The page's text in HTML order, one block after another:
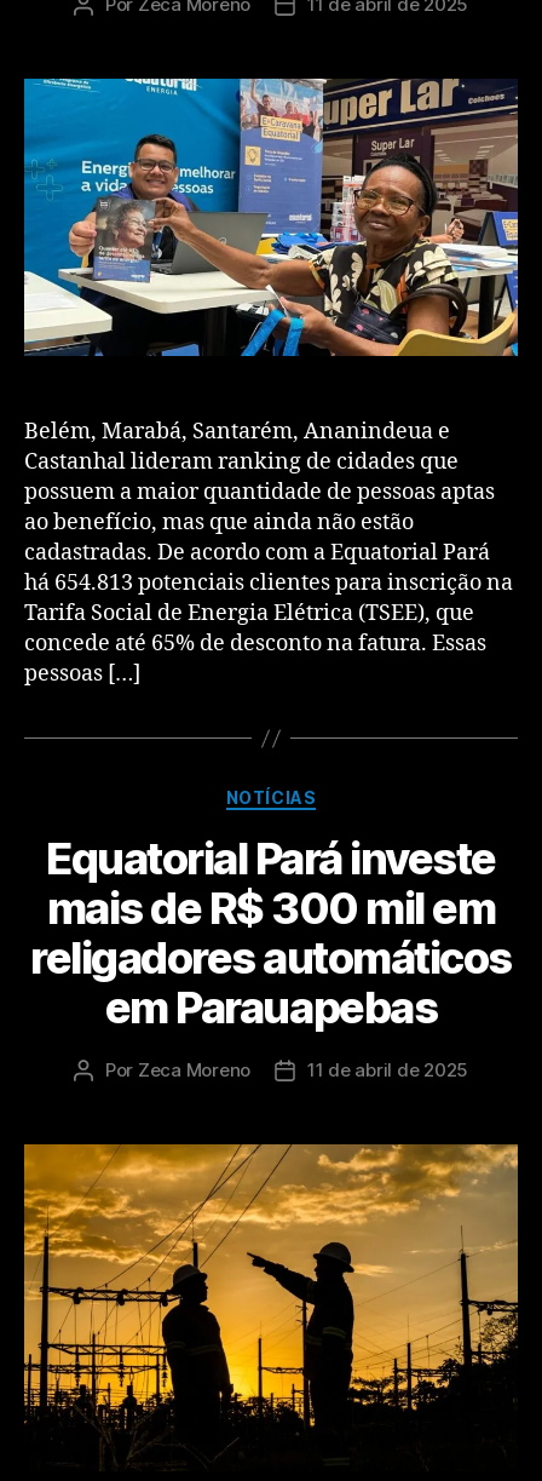
Belém, Marabá, Santarém, Ananindeua e
Castanhal lideram ranking de cidades que
possuem a maior quantidade de pessoas aptas
ao benefício, mas que ainda não estão
cadastradas. De acordo com a Equatorial Pará
há 654.813 potenciais clientes para inscrição na
Tarifa Social de Energia Elétrica (TSEE), que
concede até 65% de desconto na fatura. Essas
pessoas […]
NOTÍCIAS
Equatorial Pará investe
mais de R$ 300 mil em
religadores automáticos
em Parauapebas
Por Zeca Moreno 11 de abril de 2025